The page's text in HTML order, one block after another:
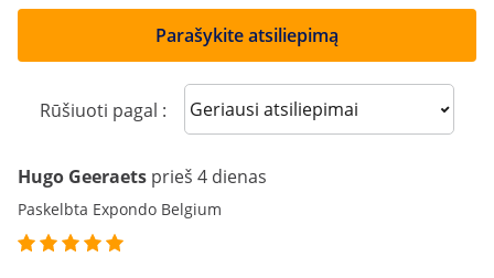
Parašykite atsiliepimą
Rūšiuoti pagal : Sort reviews
Hugo Geeraets prieš 4 dienas
Paskelbta Expondo Belgium